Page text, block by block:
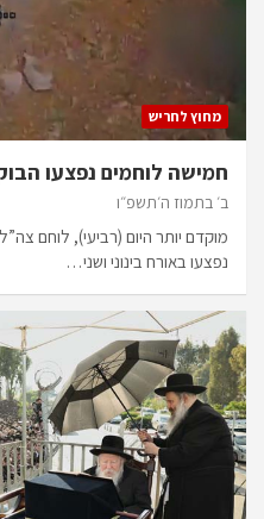
מחוץ לחריש
חמישה לוחמים נפצעו
ב׳ בתמוז ה׳תשפ״ו
מוקדם יותר היום (רביעי), לוחם
נפצעו באורח בינוני ושני…